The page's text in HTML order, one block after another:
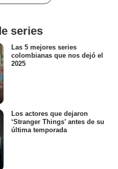
series
Las 5 mejores series
colombianas que nos dejó el
2025
Los actores que dejaron
‘Stranger Things’ antes de su
última temporada